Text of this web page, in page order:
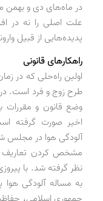
در ماه‌های دی و بهمن
علت اصلی را نه در
پدیده‌هایی از قبیل
راهکارهای قانونی
اولین راه‌حلی که در
طرح زوج و فرد است. در
وضع قانون و مقررات
آلودگی هوا در مجلس
مشخص کردن تعاریف
به مساله آلودگی